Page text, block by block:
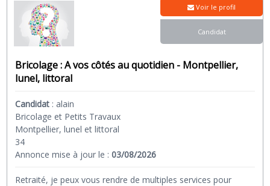
Bricolage : A vos côtés au quotidien - Montpellier,
lunel, littoral
Candidat : alain
Bricolage et Petits Travaux
Montpellier, lunel et littoral
34
Annonce mise à jour le :03/08/2026
Retraité, je peux vous rendre de multiples services pour
Voir le profil
Candidat